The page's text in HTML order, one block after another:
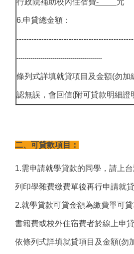
行政院補助校內住宿費- 元
6.申貸總金額：
-------------------------------------------
條列式詳填就貸項目及金額(勿加
認無誤，會回信(附可貸款明細證
二、可貸款項目：
1.需申請就學貸款的同學，請上
列印學雜費繳費單後再行申請就貸
2.就學貸款可貸金額為繳費單可
書籍費或校外住宿費者於線上申
依條列式詳填就貸項目及金額(勿